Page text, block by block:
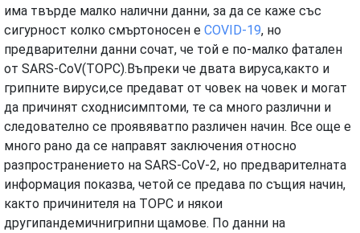
има твърде малко налични данни, за да се каже със
сигурност колко смъртоносен е COVID-19, но
предварителни данни сочат, че той е по-малко фатален
от SARS-CoV(ТОРС).Въпреки че двата вируса,както и
грипните вируси,се предават от човек на човек и могат
да причинят сходнисимптоми, те са много различни и
следователно се проявяватпо различен начин. Все още е
много рано да се направят заключения относно
разпространението на SARS-CoV-2, но предварителната
информация показва, четой се предава по същия начин,
както причинителя на ТОРС и някои
другипандемичнигрипни щамове. По данни на